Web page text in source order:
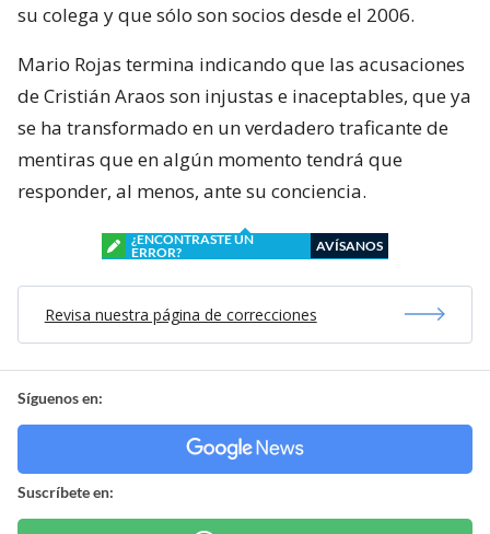
su colega y que sólo son socios desde el 2006.
Mario Rojas termina indicando que las acusaciones
de Cristián Araos son injustas e inaceptables, que ya
se ha transformado en un verdadero traficante de
mentiras que en algún momento tendrá que
responder, al menos, ante su conciencia.
¿ENCONTRASTE UN
ERROR?
AVÍSANOS
Revisa nuestra página de correcciones
Síguenos en:
Suscríbete en: